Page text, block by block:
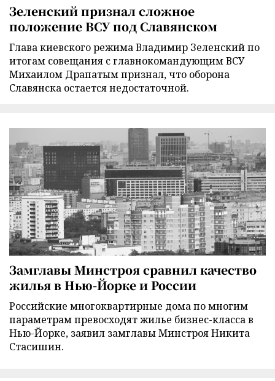
Зеленский признал сложное
положение ВСУ под Славянском
Глава киевского режима Владимир Зеленский по
итогам совещания с главнокомандующим ВСУ
Михаилом Драпатым признал, что оборона
Славянска остается недостаточной.
Замглавы Минстроя сравнил качество
жилья в Нью-Йорке и России
Российские многоквартирные дома по многим
параметрам превосходят жилье бизнес-класса в
Нью-Йорке, заявил замглавы Минстроя Никита
Стасишин.